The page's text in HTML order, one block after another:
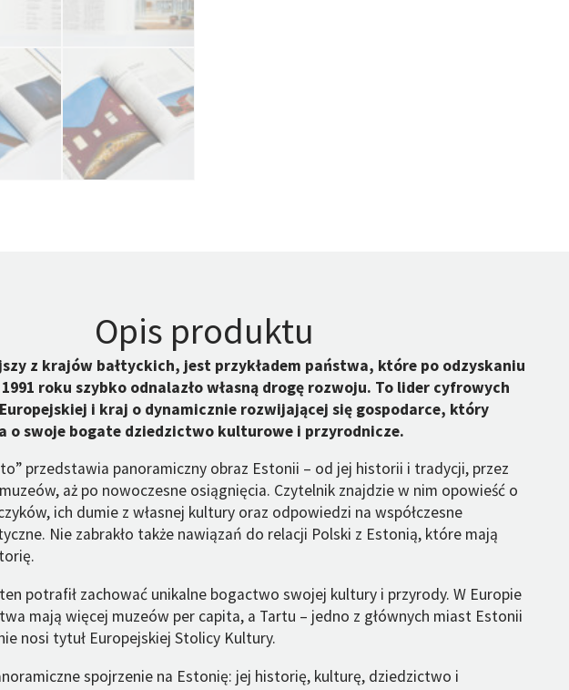
Opis produktu
z krajów bałtyckich, jest przykładem państwa, które po odzyskaniu
roku szybko odnalazło własną drogę rozwoju. To lider cyfrowych
i kraj o dynamicznie rozwijającej się gospodarce, który
o swoje bogate dziedzictwo kulturowe i przyrodnicze.
przedstawia panoramiczny obraz Estonii – od jej historii i tradycji, przez
aż po nowoczesne osiągnięcia. Czytelnik znajdzie w nim opowieść o
ich dumie z własnej kultury oraz odpowiedzi na współczesne
Nie zabrakło także nawiązań do relacji Polski z Estonią, które mają
potrafił zachować unikalne bogactwo swojej kultury i przyrody. W Europie
mają więcej muzeów per capita, a Tartu – jedno z głównych miast Estonii
nosi tytuł Europejskiej Stolicy Kultury.
spojrzenie na Estonię: jej historię, kulturę, dziedzictwo i